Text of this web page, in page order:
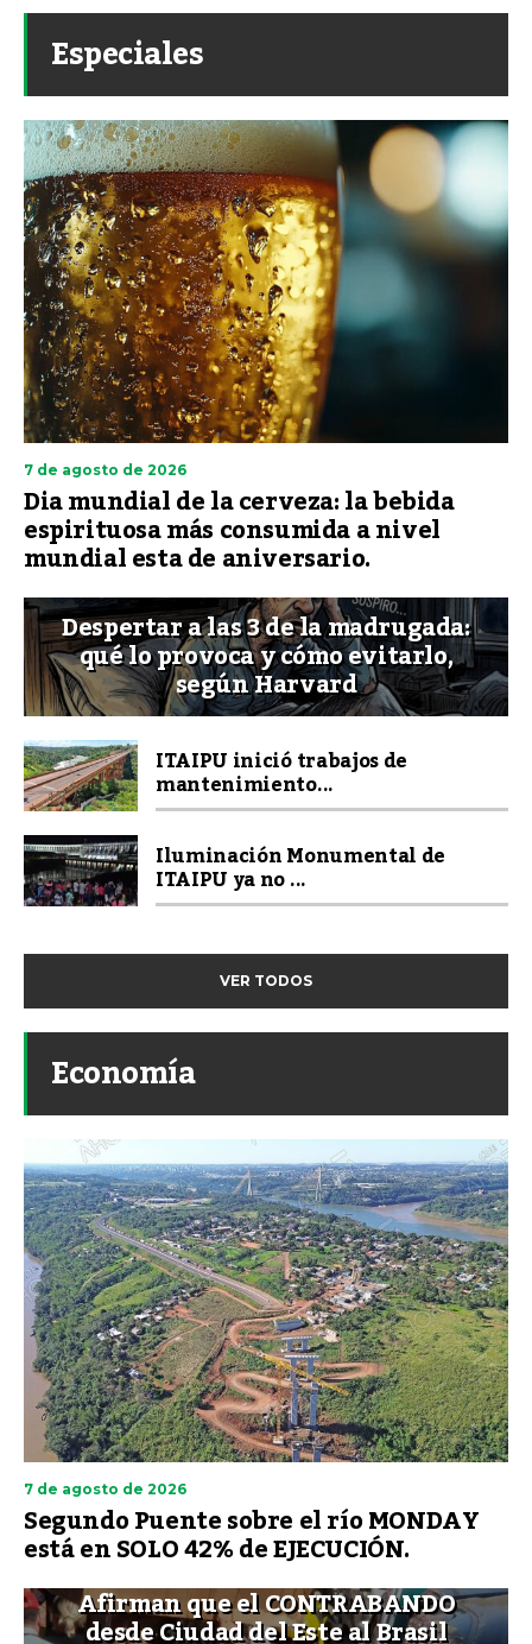
Especiales
7 de agosto de 2026
Dia mundial de la cerveza: la bebida
espirituosa más consumida a nivel
mundial esta de aniversario.
Despertar a las 3 de la madrugada:
qué lo provoca y cómo evitarlo,
según Harvard
ITAIPU inició trabajos de
mantenimiento...
Iluminación Monumental de
ITAIPU ya no ...
VER TODOS
Economía
7 de agosto de 2026
Segundo Puente sobre el río MONDAY
está en SOLO 42% de EJECUCIÓN.
Afirman que el CONTRABANDO
desde Ciudad del Este al Brasil